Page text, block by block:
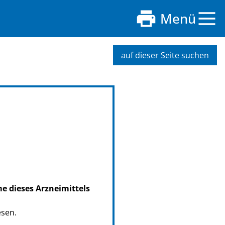
Menü
auf dieser Seite suchen
dieses Arzneimittels